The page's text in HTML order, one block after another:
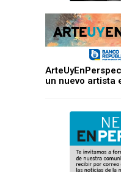
un nuevo artista